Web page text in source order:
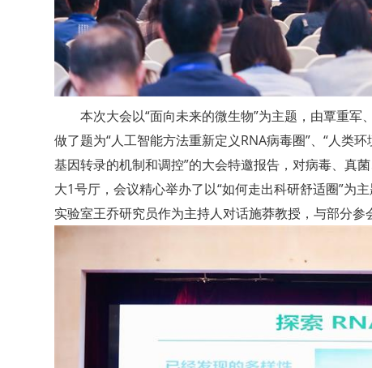
本次大会以“面向未来的微生物”为主题，由覃重
做了题为“人工智能方法重新定义RNA病毒圈”、“人类
基因转录的机制和调控”的大会特邀报告，对病毒、真
大1号厅，会议精心举办了以“如何走出科研舒适圈”为
实验室王乔研究员作为主持人对话施莽教授，与部分参